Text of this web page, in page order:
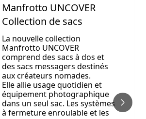
Manfrotto UNCOVER
Collection de sacs
La nouvelle collection
Manfrotto UNCOVER
comprend des sacs à dos et
des sacs messagers destinés
aux créateurs nomades.
Elle allie usage quotidien et
équipement photographique
dans un seul sac. Les systèmes
à fermeture enroulable et les